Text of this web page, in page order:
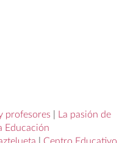
profesores
La pasión de
Educación
Centro Educativo